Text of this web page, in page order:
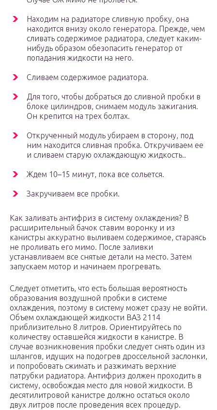
Находим на радиаторе сливную пробку, она
находится внизу около генератора. Прежде, чем
сливать содержимое радиатора, следует каким-
нибудь образом обезопасить генератор от
попадания жидкости на него.
Сливаем содержимое радиатора.
Для того, чтобы добраться до сливной пробки в
блоке цилиндров, снимаем модуль зажигания.
Он крепится на трех болтах.
Открученный модуль убираем в сторону, под
ним находится сливная пробка. Откручиваем ее
и сливаем старую охлаждающую жидкость..
Ждем 10–15 минут, пока все сольется.
Закручиваем все пробки.
Как заливать антифриз в систему охлаждения? В
расширительный бачок ставим воронку и из
канистры аккуратно выливаем содержимое, стараясь
не проливать его мимо. После заливки
устанавливаем все снятые детали на место. Затем
запускаем мотор и начинаем прогревать.
Следует отметить, что есть большая вероятность
образования воздушной пробки в системе
охлаждения, поэтому в систему может сразу не войти.
Объем охлаждающей жидкости ВАЗ 2114
приблизительно 8 литров. Ориентируйтесь по
количеству оставшейся жидкости в канистре. В
случае возникновения пробки следует снять один из
шлангов, идущих на подогрев дроссельной заслонки,
и попробовать сжимать и разжимать верхние
патрубки радиатора. Антифриз должен проходить в
систему, освобождая место для новой жидкости. В
десятилитровой канистре должно остаться около
двух литров после проведения всех процедур.